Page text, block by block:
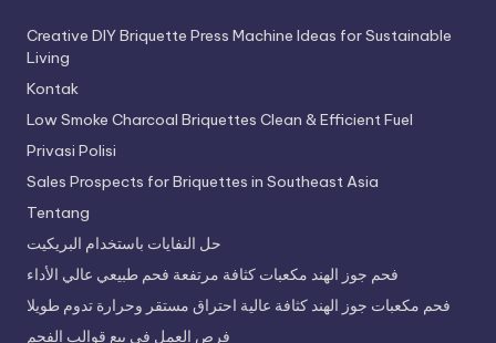
Creative DIY Briquette Press Machine Ideas for Sustainable
Living
Kontak
Low Smoke Charcoal Briquettes Clean & Efficient Fuel
Privasi Polisi
Sales Prospects for Briquettes in Southeast Asia
Tentang
حل النفايات باستخدام البريكيت
فحم جوز الهند مكعبات كثافة مرتفعة فحم طبيعي عالي الأداء
فحم مكعبات جوز الهند كثافة عالية احتراق مستقر وحرارة تدوم طويلا
فرص العمل في بيع قوالب الفحم